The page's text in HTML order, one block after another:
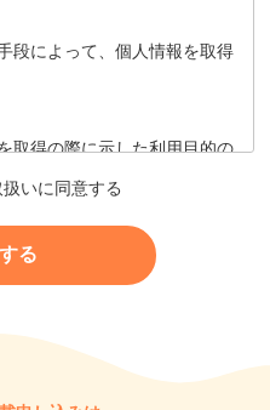
段によって、個人情報を取得
取得の際に示した利用目的の
いて、利用します。
第三者との間で共同利用し、
委託する場合には、
いに同意する